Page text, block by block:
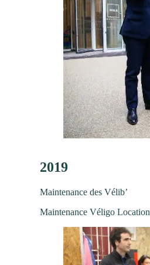
2019
Maintenance des Vélib’
Maintenance Véligo Location